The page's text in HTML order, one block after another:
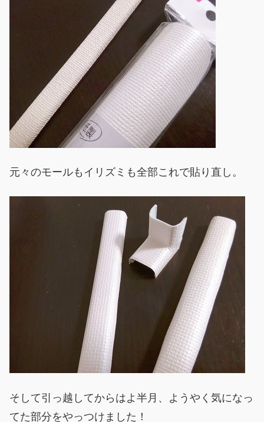
元々のモールもイリズミも全部これで貼り直し。
そして引っ越してからはよ半月、ようやく気になっ
てた部分をやっつけました！